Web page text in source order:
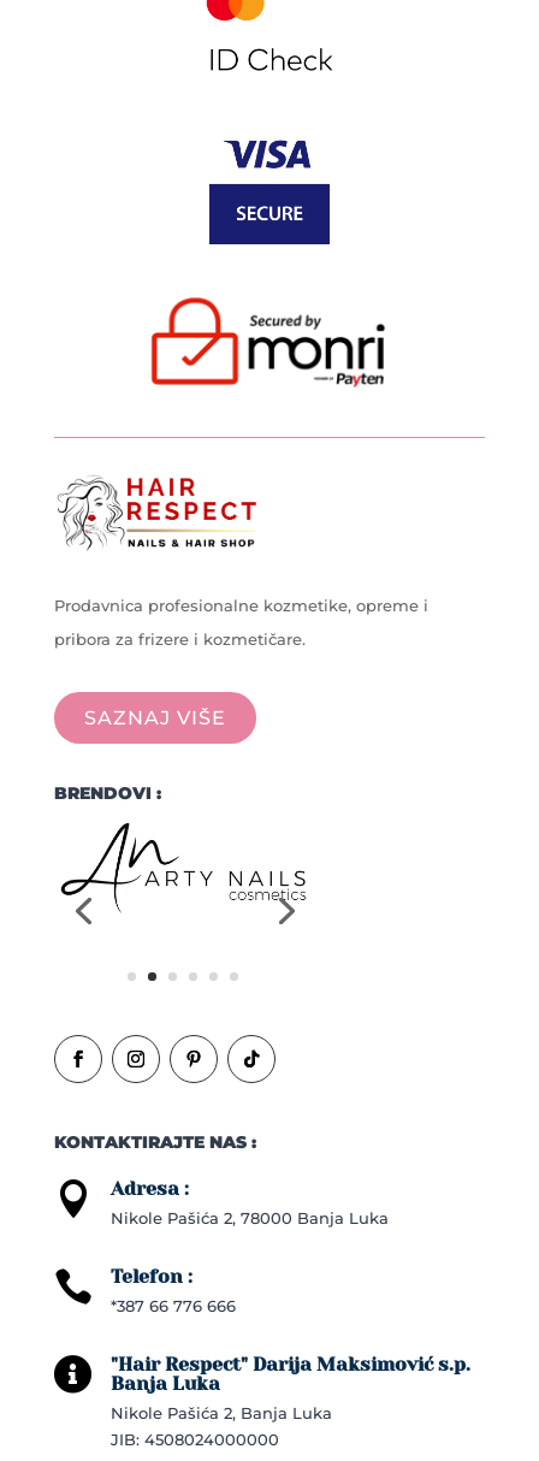
Prodavnica profesionalne kozmetike, opreme i
pribora za frizere i kozmetičare.
SAZNAJ VIŠE
BRENDOVI :
KONTAKTIRAJTE NAS :
 Adresa :
Nikole Pašića 2, 78000 Banja Luka
 Telefon :
*387 66 776 666

"Hair Respect" Darija Maksimović s.p.
Banja Luka
Nikole Pašića 2, Banja Luka
JIB: 4508024000000